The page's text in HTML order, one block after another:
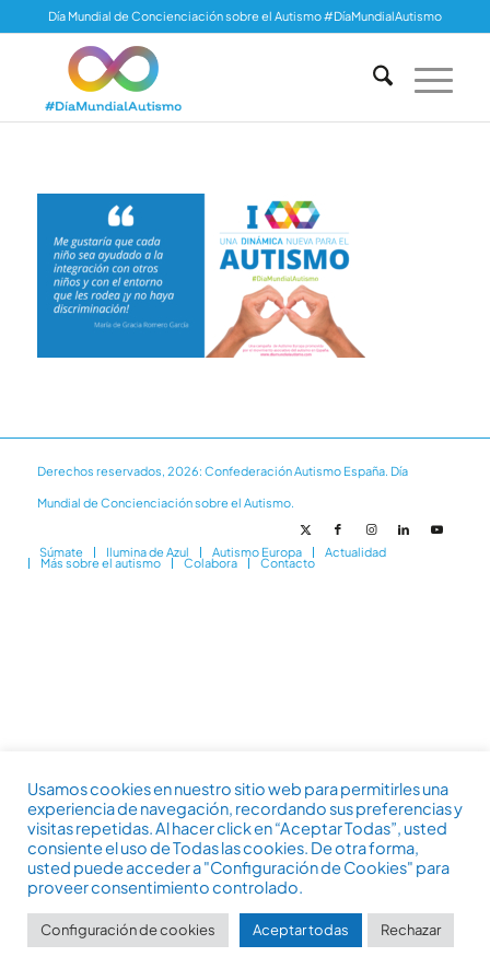
Día Mundial de Concienciación sobre el Autismo #DíaMundialAutismo
Derechos reservados, 2026: Confederación Autismo España. Día
Mundial de Concienciación sobre el Autismo.
Súmate Ilumina de Azul Autismo Europa Actualidad
Más sobre el autismo Colabora Contacto
Usamos cookies en nuestro sitio web para permitirles una
experiencia de navegación, recordando sus preferencias y
visitas repetidas. Al hacer click en “Aceptar Todas”, usted
consiente el uso de Todas las cookies. De otra forma,
usted puede acceder a "Configuración de Cookies" para
proveer consentimiento controlado.
Configuración de cookies Aceptar todas Rechazar